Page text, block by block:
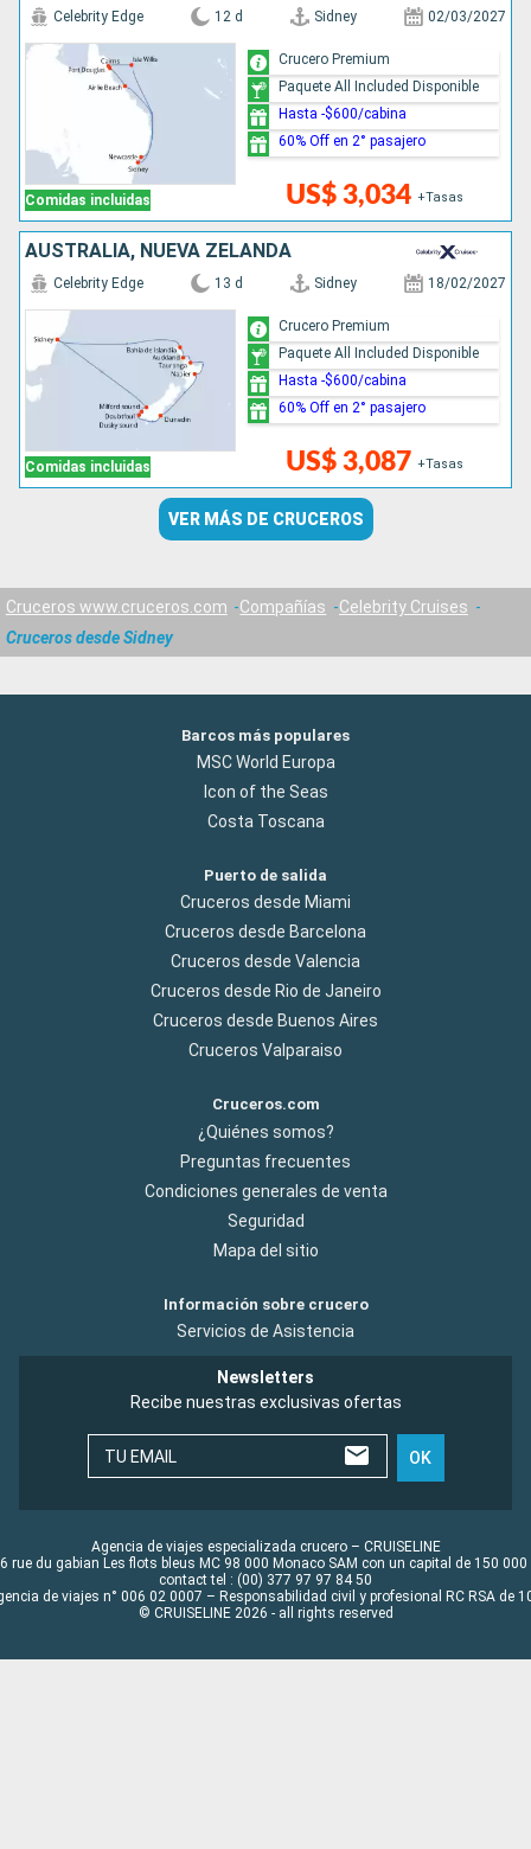
Comidas incluidas
Celebrity Edge 12 d Sidney 02/03/2027
US$ 3,034 +Tasas
Crucero Premium
Paquete All Included Disponible
Hasta -$600/cabina
60% Off en 2° pasajero
AUSTRALIA, NUEVA ZELANDA
Comidas incluidas
Celebrity Edge 13 d Sidney 18/02/2027
US$ 3,087 +Tasas
Crucero Premium
Paquete All Included Disponible
Hasta -$600/cabina
60% Off en 2° pasajero
VER MÁS DE CRUCEROS
Cruceros www.cruceros.com Compañías
Celebrity Cruises
Cruceros desde Sidney
Barcos más populares
MSC World Europa
Icon of the Seas
Costa Toscana
Puerto de salida
Cruceros desde Miami
Cruceros desde Barcelona
Cruceros desde Valencia
Cruceros desde Rio de Janeiro
Cruceros desde Buenos Aires
Cruceros Valparaiso
Cruceros.com
¿Quiénes somos?
Preguntas frecuentes
Condiciones generales de venta
Seguridad
Mapa del sitio
Información sobre crucero
Servicios de Asistencia
Newsletters
Recibe nuestras exclusivas ofertas
TU EMAIL OK
Agencia de viajes especializada crucero – CRUISELINE
rue du gabian Les flots bleus MC 98 000 Monaco SAM con un capital de 150 000
contact tel : (00) 377 97 97 84 50
de viajes n° 006 02 0007 – Responsabilidad civil y profesional RC RSA de
© CRUISELINE 2026 - all rights reserved